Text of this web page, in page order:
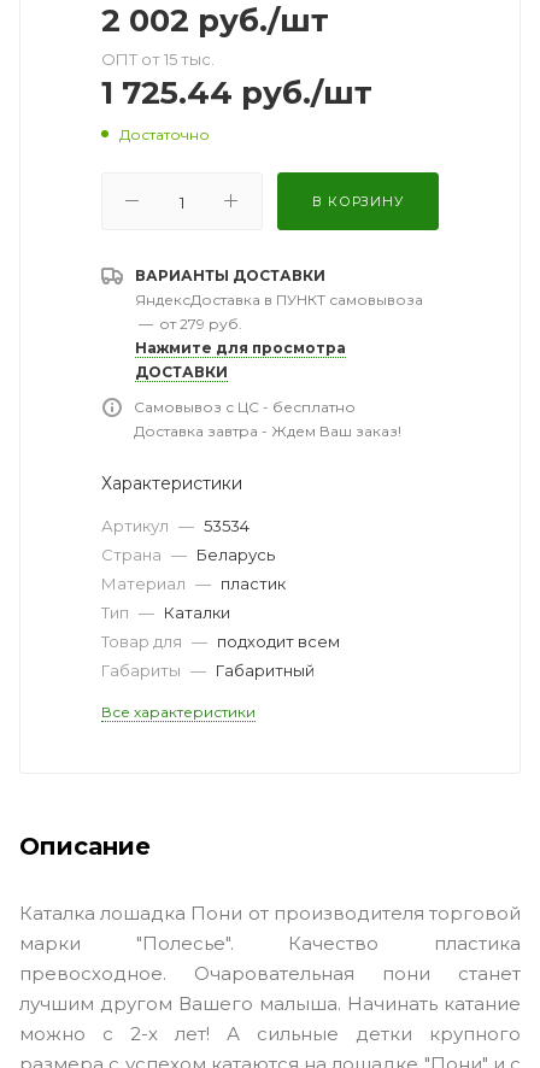
2 002 руб./шт
ОПТ от 15 тыс.
1 725.44 руб./шт
Достаточно
В КОРЗИНУ
ВАРИАНТЫ ДОСТАВКИ
ЯндексДоставка в ПУНКТ самовывоза
— от 279 руб.
Нажмите для просмотра
ДОСТАВКИ
Самовывоз с ЦС - бесплатно
Доставка завтра - Ждем Ваш заказ!
Характеристики
Артикул — 53534
Страна — Беларусь
Материал — пластик
Тип — Каталки
Товар для — подходит всем
Габариты — Габаритный
Все характеристики
Описание
Каталка лошадка Пони от производителя торговой
марки "Полесье". Качество пластика
превосходное. Очаровательная пони станет
лучшим другом Вашего малыша. Начинать катание
можно с 2-х лет! А сильные детки крупного
размера с успехом катаются на лошадке "Пони" и с